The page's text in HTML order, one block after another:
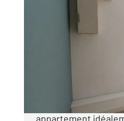
GRANVILLE 50
, 2 pièces
Ref : 44626
Appartement à
113
CENTURY 21
appartement